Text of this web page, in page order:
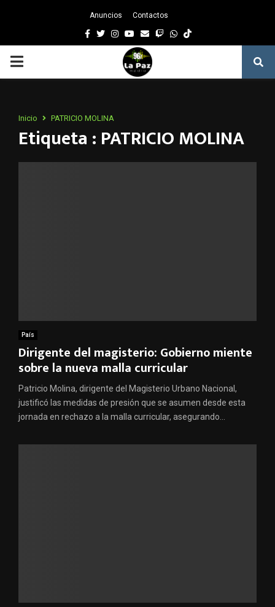
Anuncios Contactos
Facebook
TwitterInstagram
Youtube
EmailTwitchWhatsapp
PRIMARY
Inicio PATRICIO MOLINA
Etiqueta : PATRICIO MOLINA
País
Dirigente del magisterio: Gobierno miente
sobre la nueva malla curricular
Patricio Molina, dirigente del Magisterio Urbano Nacional,
justificó las medidas de presión que se asumen desde esta
jornada en rechazo a la malla curricular, asegurando...